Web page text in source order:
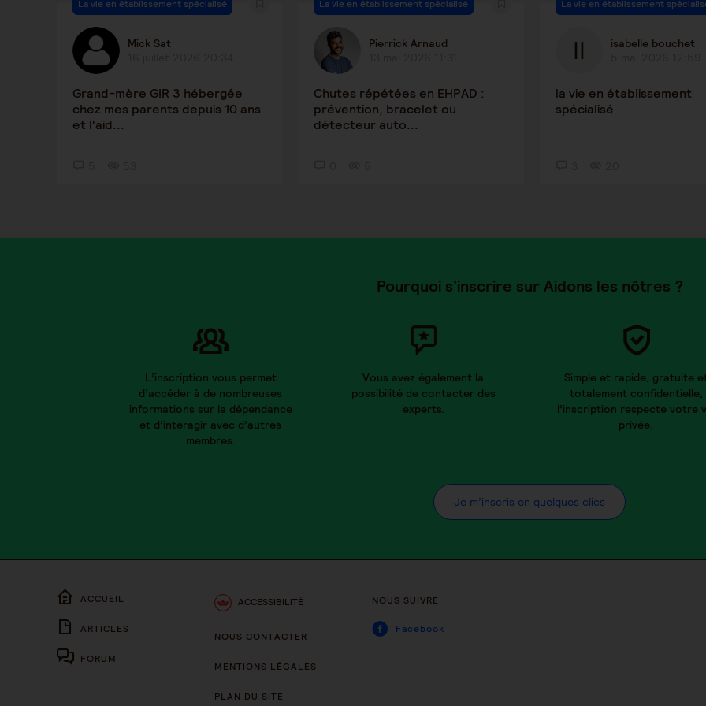
La vie en établissement spécialisé
Mick Sat
Grand-mère GIR 3 hébergée
chez mes parents depuis 10 ans
et l'aid...
La vie en établissement spécialisé
Pierrick Arnaud
Chutes répétées en EHPAD :
prévention, bracelet ou
détecteur auto...
La vie en établissement
isabelle bouchet
la vie en établissement
spécialisé
Pourquoi s’inscrire sur Aidons les nôtres ?
L’inscription vous permet
d’accéder à de nombreuses
informations sur la dépendance
et d’interagir avec d’autres
membres.
Vous avez également la
possibilité de contacter des
experts.
Simple et rapide, gratuite
totalement confidentielle,
l’inscription respecte votre
privée.
Je m’inscris en quelques clics
ACCUEIL
ARTICLES
FORUM
ACCESSIBILITÉ
NOUS CONTACTER
MENTIONS LÉGALES
PLAN DU SITE
NOUS SUIVRE
Facebook